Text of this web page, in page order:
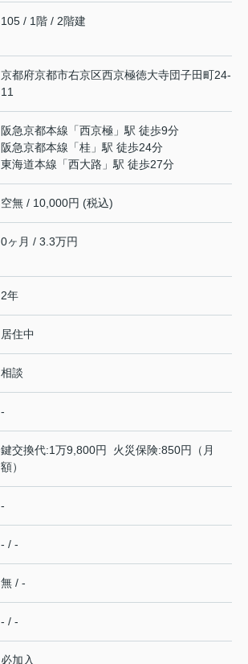
105 / 1階 / 2階建
京都府京都市右京区西京極徳大寺団子田町24-
11
阪急京都本線 「西京極 」駅 徒歩9分
阪急京都本線 「桂 」駅 徒歩24分
東海道本線 「西大路 」駅 徒歩27分
空無 / 10,000円 (税込)
0ヶ月 / 3.3万円
2年
居住中
相談
-
鍵交換代:1万9,800円 火災保険:850円（月
額）
-
- / -
無 / -
- / -
必加入